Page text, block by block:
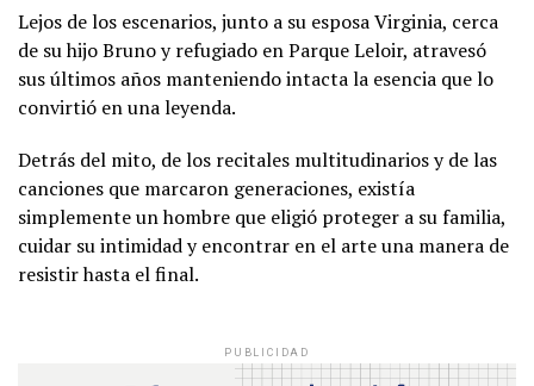
Lejos de los escenarios, junto a su esposa Virginia, cerca
de su hijo Bruno y refugiado en Parque Leloir, atravesó
sus últimos años manteniendo intacta la esencia que lo
convirtió en una leyenda.
Detrás del mito, de los recitales multitudinarios y de las
canciones que marcaron generaciones, existía
simplemente un hombre que eligió proteger a su familia,
cuidar su intimidad y encontrar en el arte una manera de
resistir hasta el final.
PUBLICIDAD